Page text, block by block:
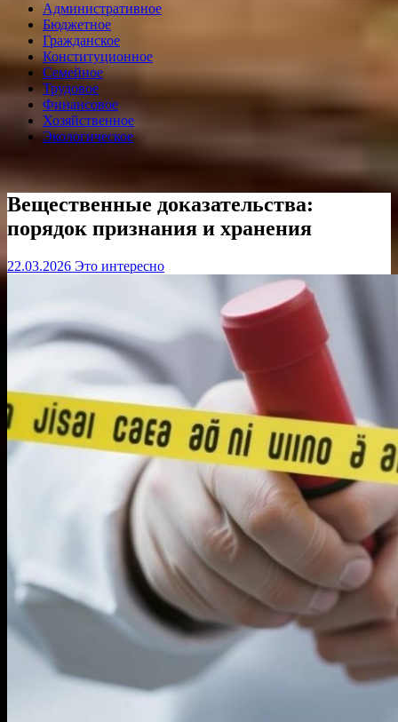
Административное
Бюджетное
Гражданское
Конституционное
Семейное
Трудовое
Финансовое
Хозяйственное
Экологическое
Вещественные доказательства:
порядок признания и хранения
22.03.2026 Это интересно